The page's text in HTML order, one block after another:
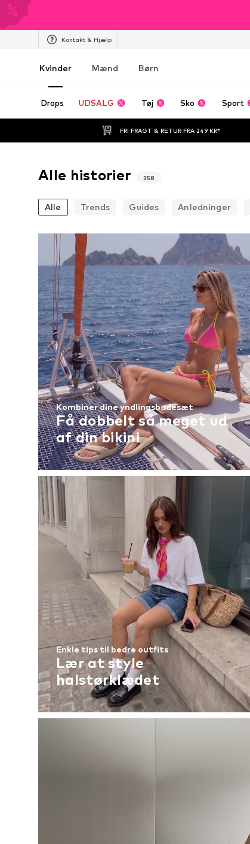
Kontakt & Hjælp
Kvinder Mænd Børn
Drops UDSALG Tøj Sko Sport
FRI FRAGT & RETUR FRA 249 KR*
Alle historier 358
Alle Trends Guides Anledninger
Kombiner dine yndlingsbadesæt
Få dobbelt så meget ud
af din bikini
Enkle tips til bedre outfits
Lær at style
halstørklædet